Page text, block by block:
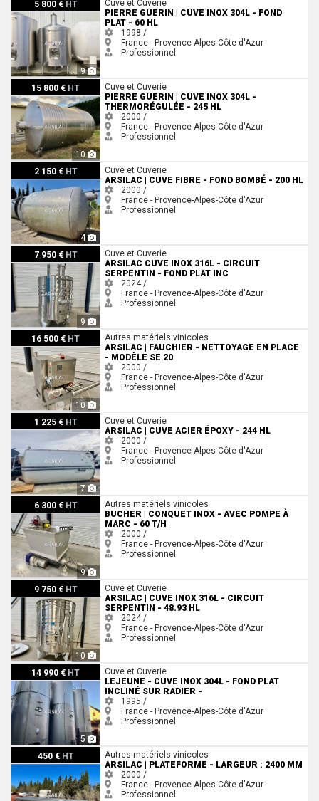
5 800 € HT
9
Cuve et Cuverie
PIERRE GUERIN | CUVE INOX 304L - FOND
PLAT - 60 HL
1998 /
France - Provence-Alpes-Côte d'Azur
Professionnel
15 800 € HT
10
Pierre Guerin | Cuve inox 304L - Thermorégulée - 245 HL
Cuve et Cuverie
PIERRE GUERIN | CUVE INOX 304L -
THERMORÉGULÉE - 245 HL
2000 /
France - Provence-Alpes-Côte d'Azur
Professionnel
2 150 € HT
4
ARSILAC | Cuve fibre - Fond bombé - 200 HL
Cuve et Cuverie
ARSILAC | CUVE FIBRE - FOND BOMBÉ - 200 HL
2000 /
France - Provence-Alpes-Côte d'Azur
Professionnel
7 950 € HT
9
ARSILAC Cuve inox 316L - Circuit serpentin - Fond plat inc
Cuve et Cuverie
ARSILAC CUVE INOX 316L - CIRCUIT
SERPENTIN - FOND PLAT INC
2024 /
France - Provence-Alpes-Côte d'Azur
Professionnel
16 500 € HT
10
ARSILAC | FAUCHIER - Nettoyage en place - Modèle SE 20
Autres matériels vinicoles
ARSILAC | FAUCHIER - NETTOYAGE EN PLACE
- MODÈLE SE 20
2000 /
France - Provence-Alpes-Côte d'Azur
Professionnel
1 225 € HT
7
ARSILAC | Cuve acier époxy - 244 HL
Cuve et Cuverie
ARSILAC | CUVE ACIER ÉPOXY - 244 HL
2000 /
France - Provence-Alpes-Côte d'Azur
Professionnel
6 300 € HT
9
Bucher | Conquet inox - Avec pompe à marc - 60 T/h
Autres matériels vinicoles
BUCHER | CONQUET INOX - AVEC POMPE À
MARC - 60 T/H
2000 /
France - Provence-Alpes-Côte d'Azur
Professionnel
9 750 € HT
10
ARSILAC | Cuve inox 316L - Circuit serpentin - 48.93 HL
Cuve et Cuverie
ARSILAC | CUVE INOX 316L - CIRCUIT
SERPENTIN - 48.93 HL
2024 /
France - Provence-Alpes-Côte d'Azur
Professionnel
14 990 € HT
5
LEJEUNE - Cuve inox 304L - Fond plat incliné sur radier -
Cuve et Cuverie
LEJEUNE - CUVE INOX 304L - FOND PLAT
INCLINÉ SUR RADIER -
1995 /
France - Provence-Alpes-Côte d'Azur
Professionnel
450 € HT
ARSILAC | Plateforme - Largeur : 2400 mm
Autres matériels vinicoles
ARSILAC | PLATEFORME - LARGEUR : 2400 MM
2000 /
France - Provence-Alpes-Côte d'Azur
Professionnel